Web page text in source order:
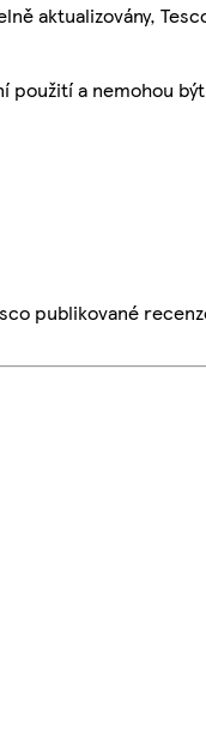
aktualizovány,
použití a nemohou
publikované